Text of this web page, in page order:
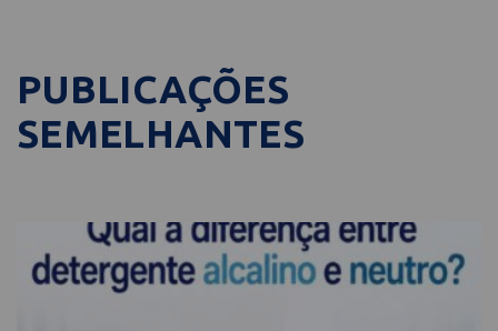
PUBLICAÇÕES
SEMELHANTES